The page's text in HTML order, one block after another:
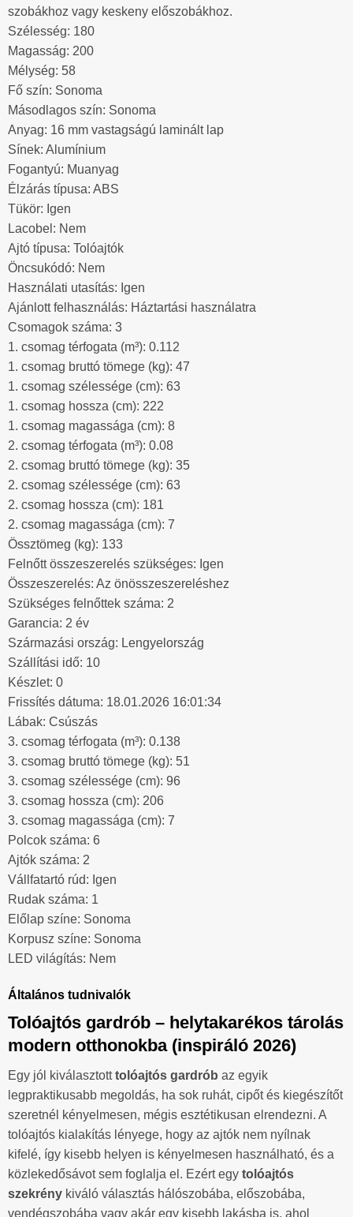
szobákhoz vagy keskeny előszobákhoz.
Szélesség: 180
Magasság: 200
Mélység: 58
Fő szín: Sonoma
Másodlagos szín: Sonoma
Anyag: 16 mm vastagságú laminált lap
Sínek: Alumínium
Fogantyú: Muanyag
Élzárás típusa: ABS
Tükör: Igen
Lacobel: Nem
Ajtó típusa: Tolóajtók
Öncsukódó: Nem
Használati utasítás: Igen
Ajánlott felhasználás: Háztartási használatra
Csomagok száma: 3
1. csomag térfogata (m³): 0.112
1. csomag bruttó tömege (kg): 47
1. csomag szélessége (cm): 63
1. csomag hossza (cm): 222
1. csomag magassága (cm): 8
2. csomag térfogata (m³): 0.08
2. csomag bruttó tömege (kg): 35
2. csomag szélessége (cm): 63
2. csomag hossza (cm): 181
2. csomag magassága (cm): 7
Össztömeg (kg): 133
Felnőtt összeszerelés szükséges: Igen
Összeszerelés: Az önösszeszereléshez
Szükséges felnőttek száma: 2
Garancia: 2 év
Származási ország: Lengyelország
Szállítási idő: 10
Készlet: 0
Frissítés dátuma: 18.01.2026 16:01:34
Lábak: Csúszás
3. csomag térfogata (m³): 0.138
3. csomag bruttó tömege (kg): 51
3. csomag szélessége (cm): 96
3. csomag hossza (cm): 206
3. csomag magassága (cm): 7
Polcok száma: 6
Ajtók száma: 2
Vállfatartó rúd: Igen
Rudak száma: 1
Előlap színe: Sonoma
Korpusz színe: Sonoma
LED világítás: Nem
Általános tudnivalók
Tolóajtós gardrób – helytakarékos tárolás
modern otthonokba (inspiráló 2026)
Egy jól kiválasztotttolóajtós gardrób az egyik
legpraktikusabb megoldás, ha sok ruhát, cipőt és kiegészítőt
szeretnél kényelmesen, mégis esztétikusan elrendezni. A
tolóajtós kialakítás lényege, hogy az ajtók nem nyílnak
kifelé, így kisebb helyen is kényelmesen használható, és a
közlekedősávot sem foglalja el. Ezért egy tolóajtós
szekrény kiváló választás hálószobába, előszobába,
vendégszobába vagy akár egy kisebb lakásba is, ahol